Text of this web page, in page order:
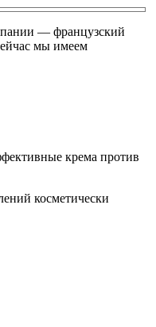
— французский
мы имеем
крема против
косметически